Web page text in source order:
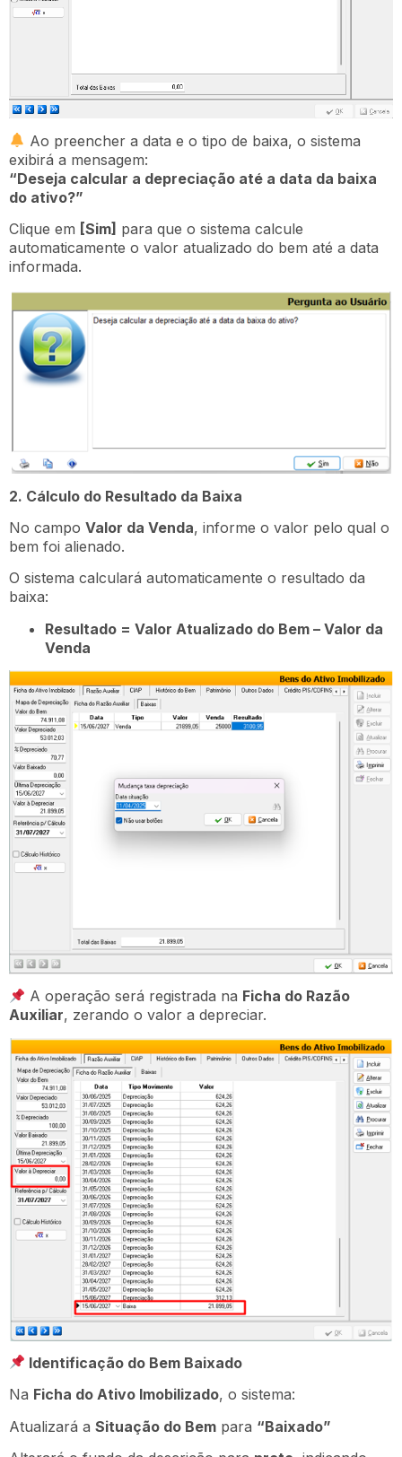
Ao preencher a data e o tipo de baixa, o sistema
exibirá a mensagem:
“Deseja calcular a depreciação até a data da baixa
do ativo?”
Clique em [Sim] para que o sistema calcule
automaticamente o valor atualizado do bem até a data
informada.
2️. Cálculo do Resultado da Baixa
No campo Valor da Venda, informe o valor pelo qual o
bem foi alienado.
O sistema calculará automaticamente o resultado da
baixa:
Resultado = Valor Atualizado do Bem – Valor da
Venda
A operação será registrada na Ficha do Razão
Auxiliar, zerando o valor a depreciar.
Identificação do Bem Baixado
Na Ficha do Ativo Imobilizado, o sistema:
Atualizará a Situação do Bem para “Baixado”